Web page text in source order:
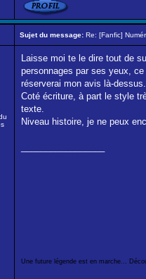
Sujet du message: Re: [Fanfic]
Laisse moi te le dire tout de
personnages par ses yeux,
réserverai mon avis là-dessus.
Coté écriture, à part le style
texte.
Niveau histoire, je ne peux
Une future légende est en marche...